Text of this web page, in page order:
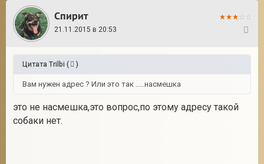
Спирит
21.11.2015 в 20:53
Цитата Trilbi ( )
Вам нужен адрес ? Или это так .....насмешка
это не насмешка,это вопрос,по этому адресу такой
собаки нет.